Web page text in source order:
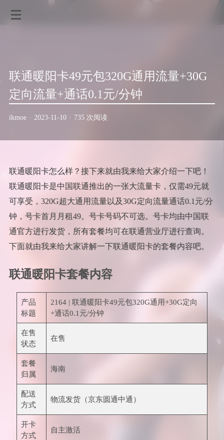
联通暖阳卡49元包320G通用流量+30G
定向流量+通话0.1元/分钟
ikmoe · 2023-11-10 · 735 次阅读
联通暖阳卡怎么样？接下来就由我来给大家介绍一下吧！
联通暖阳卡是中国联通推出的一张大流量卡，仅需49元就
可享受，320G超大通用流量以及30G定向流量通话0.1元/分
钟，号卡首月月租49。号卡号码不可选。号卡均由中国联
通官方进行发货，所有套餐均可在联通营业厅进行查询。
下面就由我来给大家讲解一下联通暖阳卡的套餐内容吧。
联通暖阳卡套餐内容
产品
标题
2164 | 联通暖阳卡49元包320G通用+30G定向
+通话0.1元/分钟
在售
状态
在售
套餐
归属
海南
配送
方式
物流发货（京东圆通中通）
开卡
方式
自主激活